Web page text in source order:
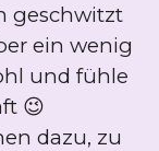
geschwitzt
ein wenig
und fühle
😉
dazu, zu